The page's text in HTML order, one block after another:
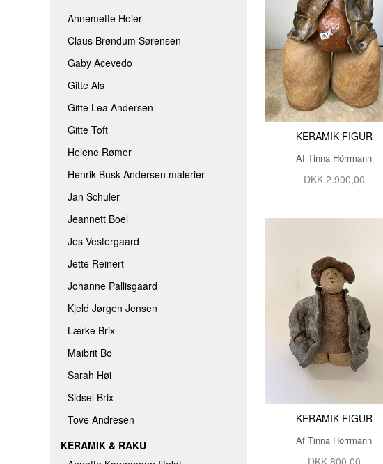
JES VESTERGAARD
KJELD JØRGEN JENSEN
ROLF BENGTSSON
THOMINE FELTHAUS
TINA FERCH
TINA WILLUMSEN
TINNA HÖRRMANN
AAEN & NIELSEN
Annemette Hoier
Claus Brøndum Sørensen
Gaby Acevedo
Gitte Als
Gitte Lea Andersen
Gitte Toft
Helene Rømer
Henrik Busk Andersen malerier
Jan Schuler
Jeannett Boel
Jes Vestergaard
Jette Reinert
Johanne Pallisgaard
Kjeld Jørgen Jensen
Lærke Brix
Maibrit Bo
Sarah Høi
Sidsel Brix
Tove Andresen
KERAMIK & RAKU
KERAMIK FIGUR
Af Tinna Hörrmann
DKK 2.900,00
KERAMIK FIGUR
Af Tinna Hörrmann
DKK 800,00